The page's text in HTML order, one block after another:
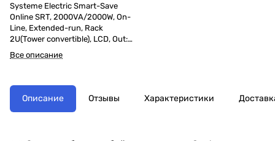
Systeme Electric Smart-Save
Online SRT, 2000VA/2000W, On-
Line, Extended-run, Rack
2U(Tower convertible), LCD, Out:
8xC13, SNMP Intelligent Slot, USB,
RS-232
Все описание
Описание Отзывы Характеристики